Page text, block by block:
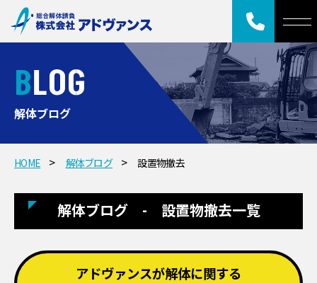
BLOG
解体ブログ
HOME 解体ブログ 設置物撤去
解体ブログ - 設置物撤去一覧
アドヴァンスが解体に関する